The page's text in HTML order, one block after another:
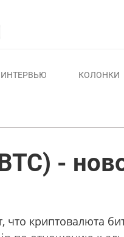
ИНТЕРВЬЮ КОЛОНКИ
-
что криптовалюта